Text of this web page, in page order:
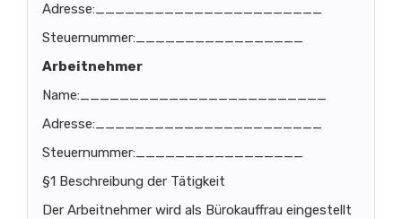
Adresse:_______________________
Steuernummer:_________________
Arbeitnehmer
Name:_________________________
Adresse:_______________________
Steuernummer:_________________
§1 Beschreibung der Tätigkeit
Der Arbeitnehmer wird als Bürokauffrau eingestellt